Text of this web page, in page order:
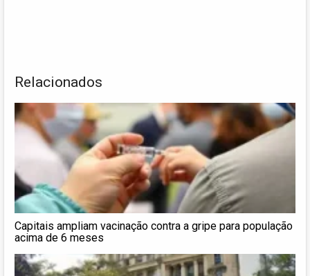
Relacionados
Capitais ampliam vacinação contra a gripe para população
acima de 6 meses